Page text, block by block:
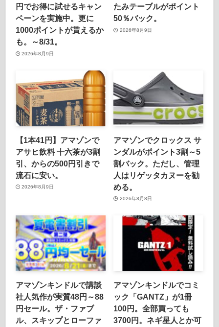
円でお得に試せるキャン
ペーンを実施中。更に
1000ポイントが貰えるか
も。～8/31。
2026年8月9日
たみテーブルがポイント
50％バック。
2026年8月9日
【1本41円】アマゾンで
アサヒ飲料 十六茶が3割
引、からの500円引きで
流石に安い。
2026年8月9日
アマゾンでクロックス サ
ンダルがポイント3割～5
割バック。ただし、管理
人はリゲッタカヌーを勧
める。
2026年8月8日
アマゾンキンドルで講談
社人気作が実質48円～88
円セール。ザ・ファブ
ル、スキップとローファ
アマゾンキンドルでコミ
ック「GANTZ」が1冊
100円。全部買っても
3700円。ネギ星人とか可